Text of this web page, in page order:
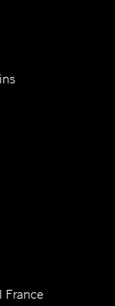
France